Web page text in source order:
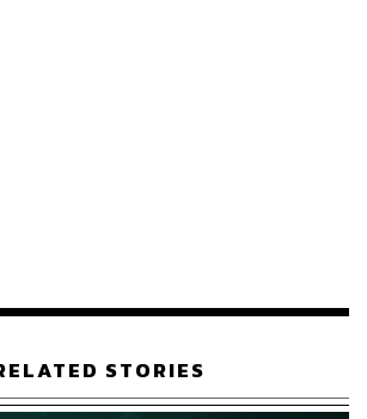
นี้ครัวเรือนปัจจุบันไม่เหมือนกับช่วงปี
ห้การแก้หนี้ตอนนี้เป็นเรื่องยากกว่า
STORIES